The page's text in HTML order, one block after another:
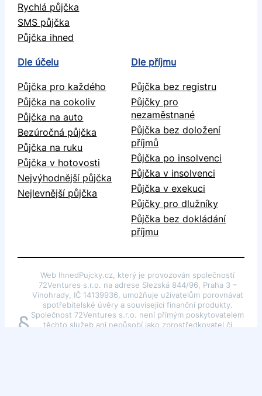
Rychlá půjčka
SMS půjčka
Půjčka ihned
Dle účelu
Půjčka pro každého
Půjčka na cokoliv
Půjčka na auto
Bezúročná půjčka
Půjčka na ruku
Půjčka v hotovosti
Nejvýhodnější půjčka
Nejlevnější půjčka
Dle příjmu
Půjčka bez registru
Půjčky pro
nezaměstnané
Půjčka bez doložení
příjmů
Půjčka po insolvenci
Půjčka v insolvenci
Půjčka v exekuci
Půjčky pro dlužníky
Půjčka bez dokládání
příjmu
§
Web IhnedPujcky.cz, který je provozován společností
72Ventures s.r.o. na adrese Slezská 844/96, Praha 3 –
Vinohrady, IČ 14139936, umožňuje uživatelům porovnávat
spotřebitelské úvěry a související finanční produkty.
Společnost 72Ventures s.r.o. není přímým poskytovatelem
těchto služeb ani nepůsobí jako zprostředkovatel či